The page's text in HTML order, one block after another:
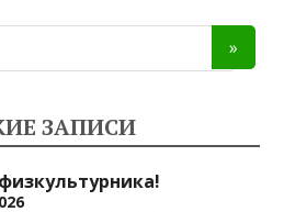
y
Li
n
k
ЗАПИСИ